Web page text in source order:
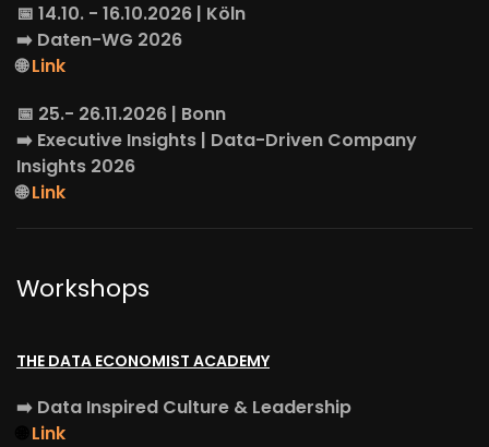
📅 14.10. - 16.10.2026 | Köln
➡️ Daten-WG 2026
🌐Link
📅 25.- 26.11.2026 | Bonn
➡️ Executive Insights | Data-Driven Company
Insights 2026
🌐Link
Workshops
THE DATA ECONOMIST ACADEMY
➡️ Data Inspired Culture & Leadership
Link